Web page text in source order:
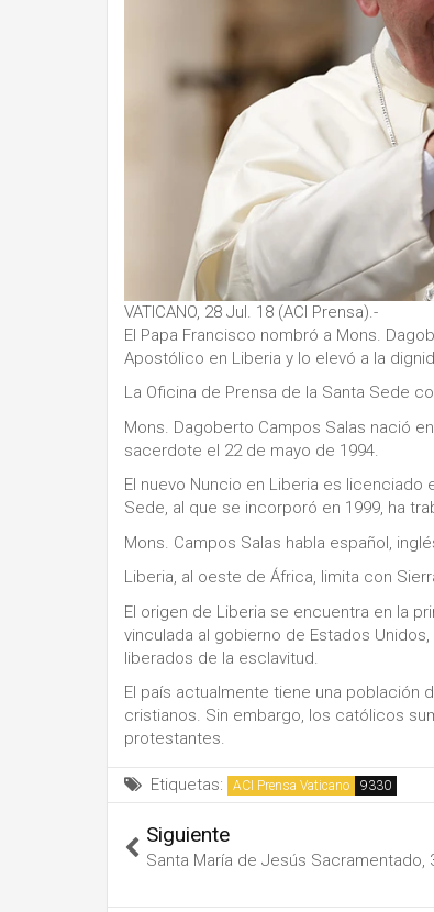
VATICANO, 28 Jul. 18 (ACI Prensa).-
El Papa Francisco nombró a Mons.
Apostólico en Liberia y lo elevó a la
La Oficina de Prensa de la Santa Sede
Mons. Dagoberto Campos Salas nació
sacerdote el 22 de mayo de 1994.
El nuevo Nuncio en Liberia es
Sede, al que se incorporó en 1999, ha
Mons. Campos Salas habla español,
Liberia, al oeste de África, limita con
El origen de Liberia se encuentra en la
vinculada al gobierno de Estados
liberados de la esclavitud.
El país actualmente tiene una población
cristianos. Sin embargo, los católicos
protestantes.
Etiquetas: ACI Prensa Vaticano
Siguiente
Santa María de Jesús Sacramentado,